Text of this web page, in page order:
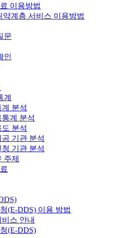
이용방법
약계층 서비스 이용방법
문
인
계
분석
계 분석
분석
기관 분석
기관 분석
주제
(E-DDS) 이용 방법
스 안내
(E-DDS)